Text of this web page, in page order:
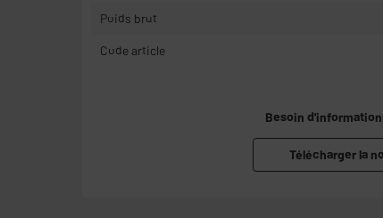
Poids brut
Code article
Besoin
Télécharger la